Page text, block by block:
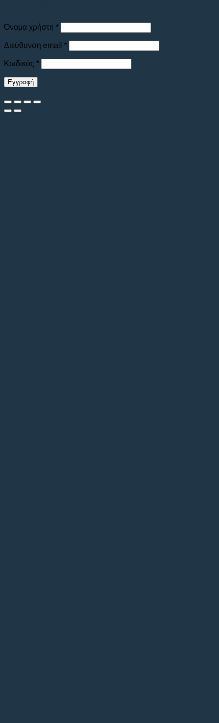
Όνομα χρήστη *Απαιτείται
Διεύθυνση email *Απαιτείται
Κωδικός *Απαιτείται
Εγγραφή